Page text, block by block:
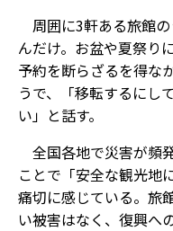
周囲に3軒ある旅館
んだけ。お盆や夏祭り
予約を断らざるを得な
うで、「移転するにし
い」と話す。
全国各地で災害が頻
ことで「安全な観光地
痛切に感じている。旅
い被害はなく、復興へ